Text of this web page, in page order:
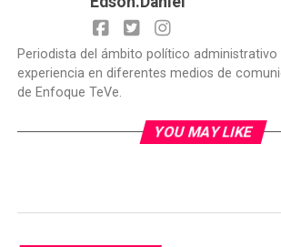
Periodista del ámbito político administrativo
experiencia en diferentes medios de
de Enfoque TeVe.
YOU MAY LIKE